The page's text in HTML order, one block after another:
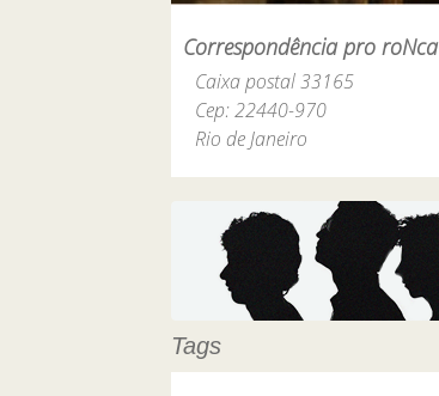
Correspondência pro roNca
Caixa postal 33165
Cep: 22440-970
Rio de Janeiro
Tags